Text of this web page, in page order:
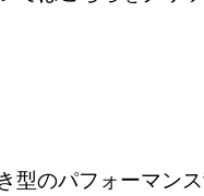
型のパフォーマン